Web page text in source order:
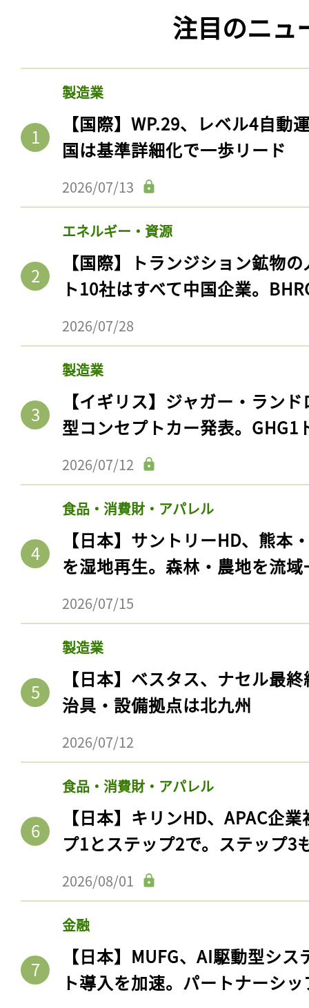
注目のニュ
製造業
【国際】WP.29、レベル4自動
国は基準詳細化で一歩リード
2026/07/13
エネルギー・資源
【国際】トランジション鉱物
ト10社はすべて中国企業。
2026/07/28
製造業
【イギリス】ジャガー・ラン
型コンセプトカー発表。GHG1
2026/07/12
食品・消費財・アパレル
【日本】サントリーHD、熊本
を湿地再生。森林・農地を流
2026/07/15
製造業
【日本】ベスタス、ナセル最
治具・設備拠点は北九州
2026/07/12
食品・消費財・アパレル
【日本】キリンHD、APAC企
プ1とステップ2で。ステップ3
2026/08/01
金融
【日本】MUFG、AI駆動型シ
ト導入を加速。パートナーシ
記事をお気に入りに
ログイン